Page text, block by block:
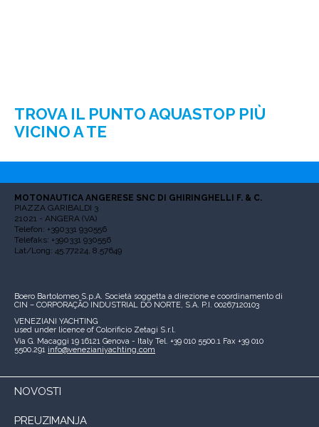
TROVA IL PUNTO AQUASTOP PIÙ
VICINO A TE
MOTONAUTICA ANGERESE SNC DI GHIRINGHELLI F. & C.
PIAZZA GARIBALDI 3
21021 - ANGERA (VA)
Telefon: +390331 930556
Telefaks: +390331 930556
Lat/Long: 45.77224, 8.57649
Boero Bartolomeo S.p.A. Società soggetta a direzione e coordinamento di
CIN – CORPORAÇÃO INDUSTRIAL DO NORTE, S.A. P.I. 00267120103
VENEZIANI YACHTING
used under licence of Colorificio Zetagi S.r.l.
Via G. Macaggi 19 16121 Genova - Italy Tel. +39 010 5500.1 Fax +39 010
5500.291 info@venezianiyachting.com
NOVOSTI
PREUZIMANJA